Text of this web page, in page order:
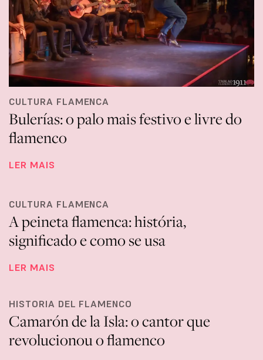
CULTURA FLAMENCA
Bulerías: o palo mais festivo e livre do
flamenco
LER MAIS
CULTURA FLAMENCA
A peineta flamenca: história,
significado e como se usa
LER MAIS
HISTORIA DEL FLAMENCO
Camarón de la Isla: o cantor que
revolucionou o flamenco